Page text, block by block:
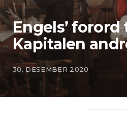
Engels’ forord
Kapitalen
30. DESEMBER 2020